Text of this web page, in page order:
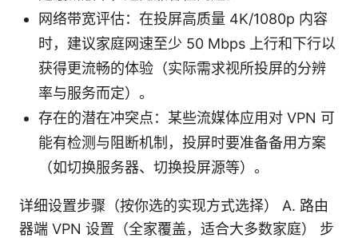
网络带宽评估：在投屏高质量 4K/1080p 内容
时，建议家庭网速至少 50 Mbps 上行和下行以
获得更流畅的体验（实际需求视所投屏的分辨
率与服务而定）。
存在的潜在冲突点：某些流媒体应用对 VPN 可
能有检测与阻断机制，投屏时要准备备用方案
（如切换服务器、切换投屏源等）。
详细设置步骤（按你选的实现方式选择） A. 路由
器端 VPN 设置（全家覆盖，适合大多数家庭） 步